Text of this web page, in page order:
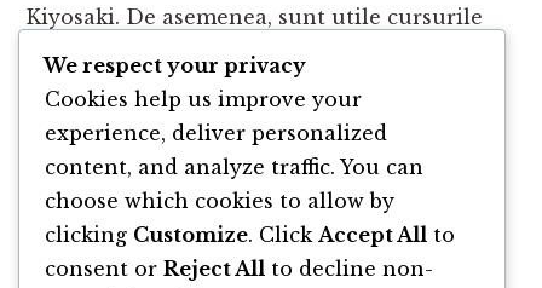
Kiyosaki. De asemenea, sunt utile cursurile
online oferite de platforme precum Coursera
sau Udemy, precum și bloguri și podcasturi
financiare. O listă extinsă de
cărți despre bani
și educație financiară am pus aici
We respect your privacy
Cookies help us improve your
experience, deliver personalized
content, and analyze traffic. You can
choose which cookies to allow by
clicking Customize. Click Accept All to
consent or Reject All to decline non-